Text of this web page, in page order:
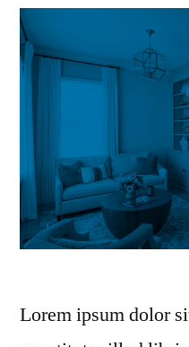
Lorem ipsum dolor